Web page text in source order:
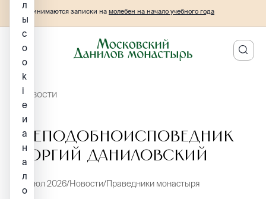
Принимаются записки на молебен на начало учебного года
НОВОСТИ
Преподобноисповедник
Георгий Даниловский
3 июл 2026 Новости Праведники монастыря
л
ы
c
o
o
k
i
e
и
а
н
а
л
о